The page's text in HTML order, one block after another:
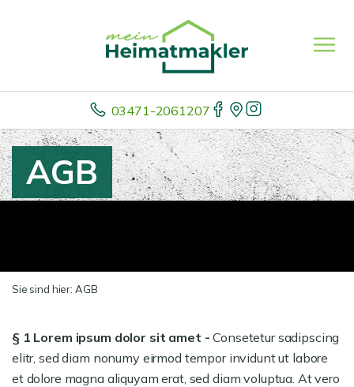
03471-2061207
AGB
Sie sind hier: AGB
§ 1 Lorem ipsum dolor sit amet -Consetetur sadipscing
elitr, sed diam nonumy eirmod tempor invidunt ut labore
et dolore magna aliquyam erat, sed diam voluptua. At vero